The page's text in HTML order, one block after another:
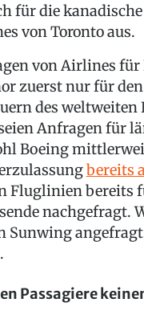
für die
von Toronto aus.
von Airlines für
zuerst nur für
des weltweiten
Anfragen für
Boeing
bereits
Fluglinien bereits
nachgefragt.
Sunwing
Passagiere